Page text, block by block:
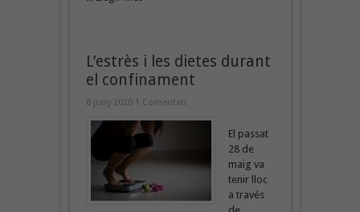
L’estrès i les dietes durant
el confinament
8 juny 2020 1 Comentari
El passat
28 de
maig va
tenir lloc
a través